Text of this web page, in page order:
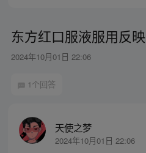
东方红口服液服用反映
2024年10月01日 22:06
1个回答
天使之梦
2024年10月01日 22:06